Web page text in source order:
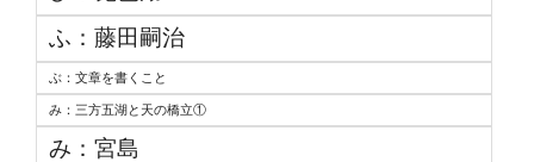
ふ：藤田嗣治
ぶ：文章を書くこと
み：三方五湖と天の橋立①
み：宮島